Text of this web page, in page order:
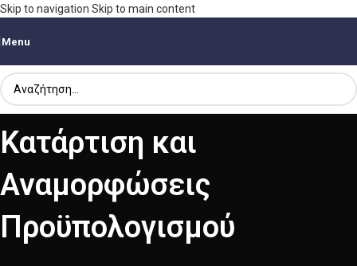
Skip to navigation Skip to main content
Menu
Κατάρτιση και
Αναμορφώσεις
Προϋπολογισμού